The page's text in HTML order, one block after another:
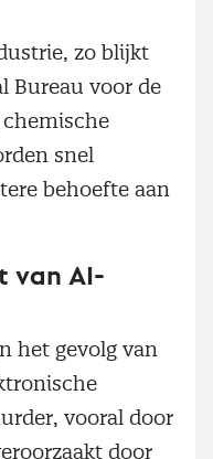
zo blijkt
Bureau voor de
snel
behoefte aan
van AI-
het gevolg van
vooral door
door